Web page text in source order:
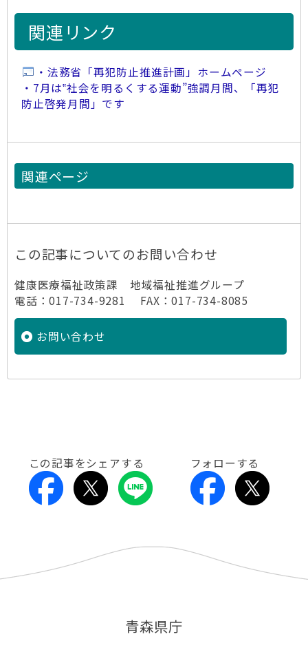
関連リンク
・法務省「再犯防止推進計画」ホームページ
・7月は‟社会を明るくする運動”強調月間、「再犯
防止啓発月間」です
関連ページ
この記事についてのお問い合わせ
健康医療福祉政策課 地域福祉推進グループ
電話：017-734-9281 FAX：017-734-8085
お問い合わせ
この記事をシェアする フォローする
青森県庁